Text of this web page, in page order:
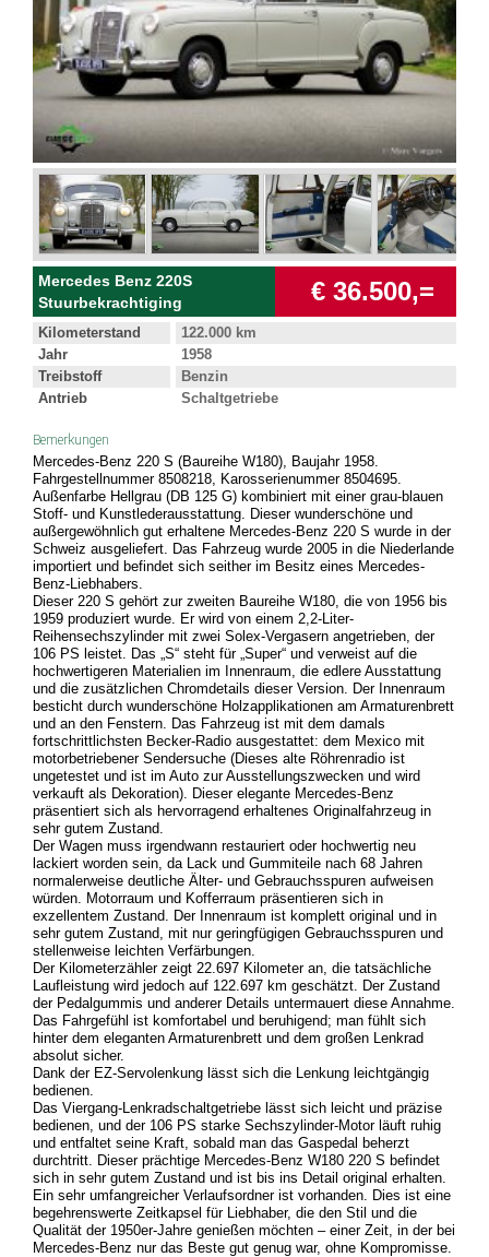
Mercedes Benz 220S
Stuurbekrachtiging
€ 36.500,=
Kilometerstand
122.000 km
Jahr
1958
Treibstoff
Benzin
Antrieb
Schaltgetriebe
Bemerkungen
Mercedes-Benz 220 S (Baureihe W180), Baujahr 1958.
Fahrgestellnummer 8508218, Karosserienummer 8504695.
Außenfarbe Hellgrau (DB 125 G) kombiniert mit einer grau-blauen
Stoff- und Kunstlederausstattung. Dieser wunderschöne und
außergewöhnlich gut erhaltene Mercedes-Benz 220 S wurde in der
Schweiz ausgeliefert. Das Fahrzeug wurde 2005 in die Niederlande
importiert und befindet sich seither im Besitz eines Mercedes-
Benz-Liebhabers.
Dieser 220 S gehört zur zweiten Baureihe W180, die von 1956 bis
1959 produziert wurde. Er wird von einem 2,2-Liter-
Reihensechszylinder mit zwei Solex-Vergasern angetrieben, der
106 PS leistet. Das „S“ steht für „Super“ und verweist auf die
hochwertigeren Materialien im Innenraum, die edlere Ausstattung
und die zusätzlichen Chromdetails dieser Version. Der Innenraum
besticht durch wunderschöne Holzapplikationen am Armaturenbrett
und an den Fenstern. Das Fahrzeug ist mit dem damals
fortschrittlichsten Becker-Radio ausgestattet: dem Mexico mit
motorbetriebener Sendersuche (Dieses alte Röhrenradio ist
ungetestet und ist im Auto zur Ausstellungszwecken und wird
verkauft als Dekoration). Dieser elegante Mercedes-Benz
präsentiert sich als hervorragend erhaltenes Originalfahrzeug in
sehr gutem Zustand.
Der Wagen muss irgendwann restauriert oder hochwertig neu
lackiert worden sein, da Lack und Gummiteile nach 68 Jahren
normalerweise deutliche Älter- und Gebrauchsspuren aufweisen
würden. Motorraum und Kofferraum präsentieren sich in
exzellentem Zustand. Der Innenraum ist komplett original und in
sehr gutem Zustand, mit nur geringfügigen Gebrauchsspuren und
stellenweise leichten Verfärbungen.
Der Kilometerzähler zeigt 22.697 Kilometer an, die tatsächliche
Laufleistung wird jedoch auf 122.697 km geschätzt. Der Zustand
der Pedalgummis und anderer Details untermauert diese Annahme.
Das Fahrgefühl ist komfortabel und beruhigend; man fühlt sich
hinter dem eleganten Armaturenbrett und dem großen Lenkrad
absolut sicher.
Dank der EZ-Servolenkung lässt sich die Lenkung leichtgängig
bedienen.
Das Viergang-Lenkradschaltgetriebe lässt sich leicht und präzise
bedienen, und der 106 PS starke Sechszylinder-Motor läuft ruhig
und entfaltet seine Kraft, sobald man das Gaspedal beherzt
durchtritt. Dieser prächtige Mercedes-Benz W180 220 S befindet
sich in sehr gutem Zustand und ist bis ins Detail original erhalten.
Ein sehr umfangreicher Verlaufsordner ist vorhanden. Dies ist eine
begehrenswerte Zeitkapsel für Liebhaber, die den Stil und die
Qualität der 1950er-Jahre genießen möchten – einer Zeit, in der bei
Mercedes-Benz nur das Beste gut genug war, ohne Kompromisse.